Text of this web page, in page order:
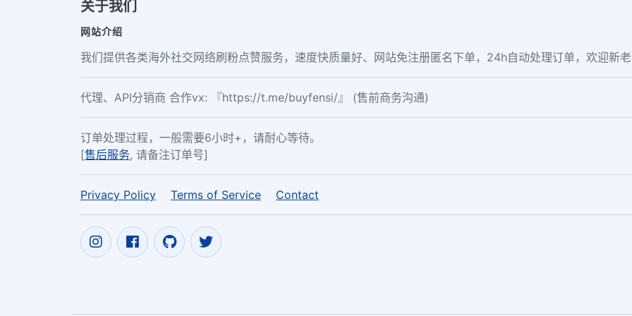
关于我们
网站介绍
我们提供各类海外社交网络刷粉点赞服务，速度快质量好、网站免注册匿名下单，24h自动处理订单，欢迎新老
代理、API分销商 合作vx: 『https://t.me/buyfensi/』 (售前商务沟通)
订单处理过程，一般需要6小时+，请耐心等待。
[售后服务, 请备注订单号]
Privacy Policy Terms of Service Contact